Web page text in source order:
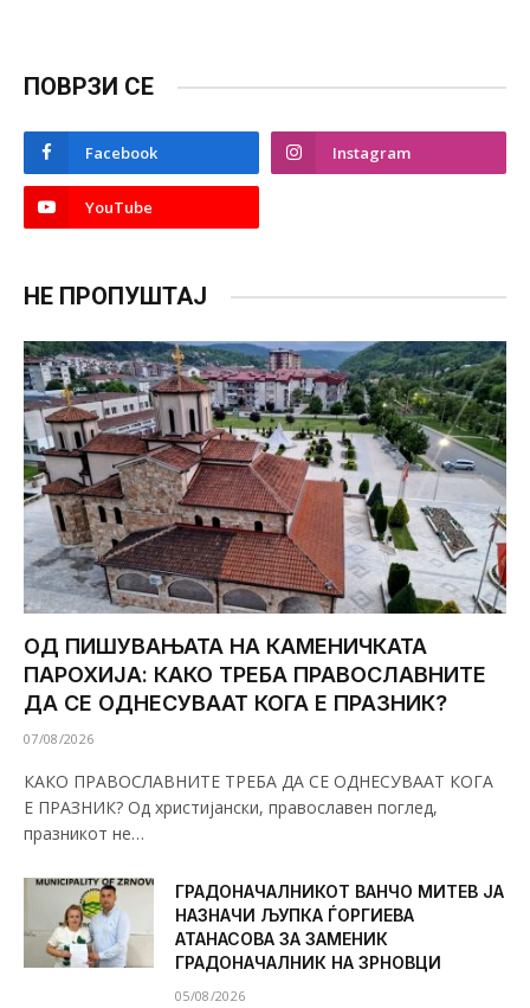
ПОВРЗИ СЕ
Facebook Instagram
YouTube
НЕ ПРОПУШТАЈ
ОД ПИШУВАЊАТА НА КАМЕНИЧКАТА
ПАРОХИЈА: КАКО ТРЕБА ПРАВОСЛАВНИТЕ
ДА СЕ ОДНЕСУВААТ КОГА Е ПРАЗНИК?
07/08/2026
КАКО ПРАВОСЛАВНИТЕ ТРЕБА ДА СЕ ОДНЕСУВААТ КОГА
Е ПРАЗНИК? Од христијански, православен поглед,
празникот не…
ГРАДОНАЧАЛНИКОТ ВАНЧО МИТЕВ ЈА
НАЗНАЧИ ЉУПКА ЃОРГИЕВА
АТАНАСОВА ЗА ЗАМЕНИК
ГРАДОНАЧАЛНИК НА ЗРНОВЦИ
05/08/2026